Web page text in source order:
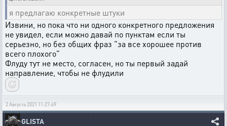
я предлагаю конкретные штуки
Извини, но пока что ни одного конкретного предложения
не увидел, если можно давай по пунктам если ты
серьезно, но без общих фраз "за все хорошее против
всего плохого"
Флуду тут не место, согласен, но ты первый задай
направление, чтобы не флудили
2 Августа 2021 11:27:49
GLISTA